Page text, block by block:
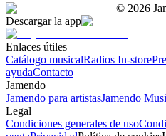
© 2026
Descargar la app
Enlaces útiles
Catálogo musicalRadios In-store
ayudaContacto
Jamendo
Jamendo para artistasJamendo
Legal
Condiciones generales de uso